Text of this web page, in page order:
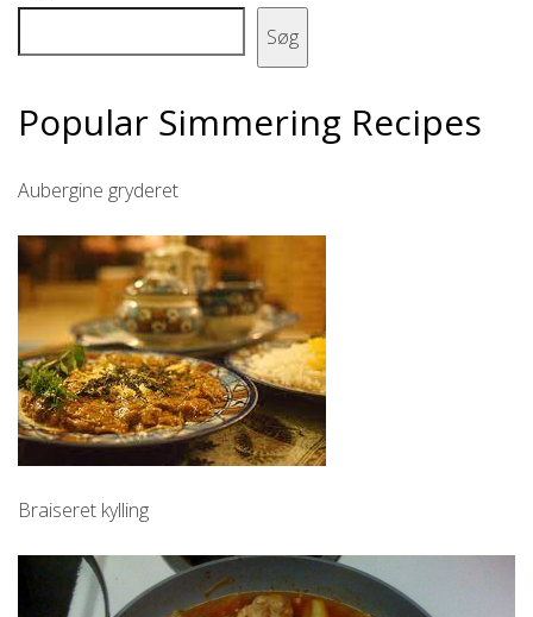
Søg
Popular Simmering Recipes
Aubergine gryderet
Braiseret kylling